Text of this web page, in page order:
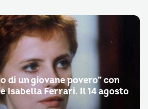
di un giovane povero” con
Isabella Ferrari. Il 14 agosto